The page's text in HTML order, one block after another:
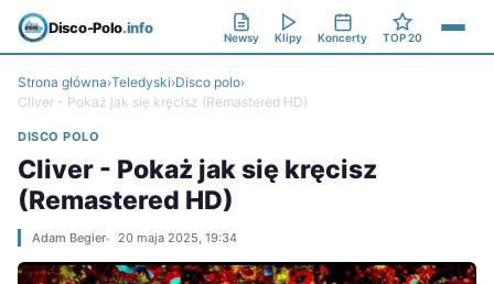
Disco-Polo.info
Newsy Klipy Koncerty TOP 20
Strona główna›Teledyski›Disco polo›
Cliver - Pokaż jak się kręcisz (Remastered HD)
DISCO POLO
Cliver - Pokaż jak się kręcisz
(Remastered HD)
Adam Begier 20 maja 2025, 19:34